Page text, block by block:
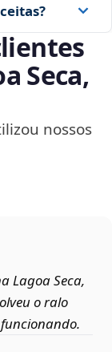
Seca,
nossos
Lagoa Seca,
o ralo